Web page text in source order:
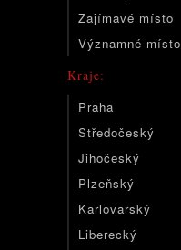
Zajímavé místo
Významné místo
Kraje:
Praha
Středočeský
Jihočeský
Plzeňský
Karlovarský
Liberecký